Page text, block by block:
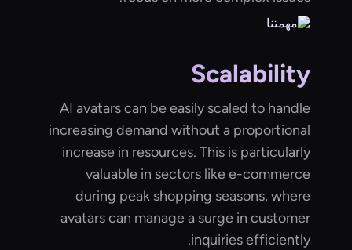
Scalability
AI avatars can be easily scaled to handle
increasing demand without a proportional
increase in resources. This is particularly
valuable in sectors like e-commerce
during peak shopping seasons, where
avatars can manage a surge in customer
inquiries efficiently.